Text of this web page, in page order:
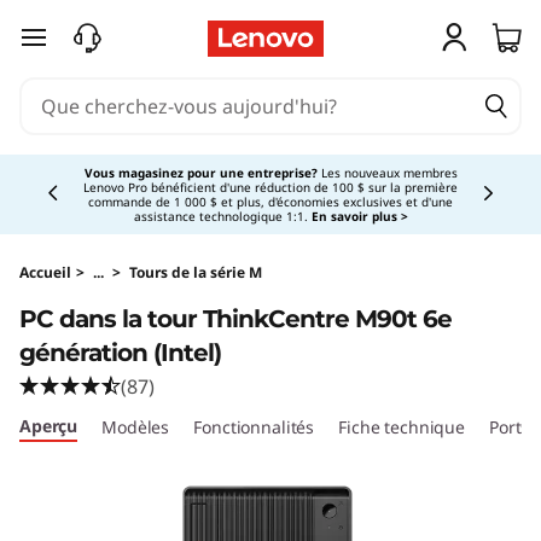
T
k
C
e
n
passer au contenu principal
Vous magasinez pour une entreprise?Les nouveaux membres
Lenovo Pro bénéficient d'une réduction de 100 $ sur la première
commande de 1 000 $ et plus, d'économies exclusives et d'une
assistance technologique 1:1. En savoir plus >
Currently displaying item 3 of 5
Accueil > ... > Tours de la série M
PC dans la tour ThinkCentre M90t 6e
génération (Intel)
(87)
Aperçu Modèles Fonctionnalités Fiche technique Ports